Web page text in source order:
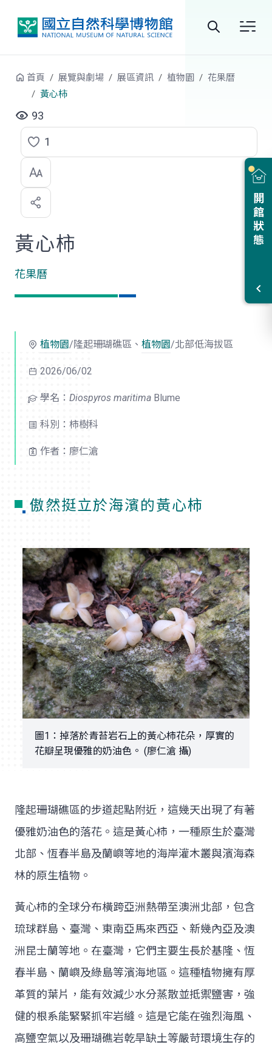
站
開館狀態
首頁 展覽與劇場 展區資訊 植物園
花果曆
黃心柿
93
點
選
喜
歡
1
黃心柿
花果曆
植物園/隆起珊瑚礁區、 植物園/北部低海拔區
2026/06/02
學名： Diospyros maritima Blume
科別：柿樹科
作者：廖仁滄
傲然挺立於海濱的黃心柿
圖1：掉落於青苔岩石上的黃心柿花朵，厚實的
花瓣呈現優雅的奶油色。 (廖仁滄 攝)
隆起珊瑚礁區的步道起點附近，這幾天出現了有著
優雅奶油色的落花。這是黃心柿，一種原生於臺灣
北部、恆春半島及蘭嶼等地的海岸灌木叢與濱海森
林的原生植物。
黃心柿的全球分布橫跨亞洲熱帶至澳洲北部，包含
琉球群島、臺灣、東南亞馬來西亞、新幾內亞及澳
洲昆士蘭等地。在臺灣，它們主要生長於基隆、恆
春半島、蘭嶼及綠島等濱海地區。這種植物擁有厚
革質的葉片，能有效減少水分蒸散並抵禦鹽害，強
健的根系能緊緊抓牢岩縫。這是它能在強烈海風、
高鹽空氣以及珊瑚礁岩乾旱缺土等嚴苛環境生存的